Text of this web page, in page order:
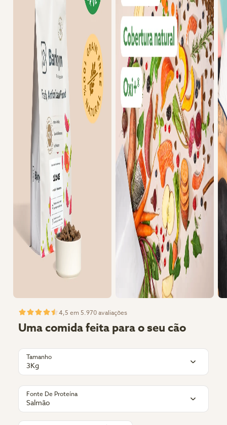
4,5 em 5.970 avaliações
Uma comida feita para o seu cão
Tamanho
3Kg
Fonte De Proteína
Salmão